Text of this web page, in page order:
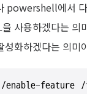
powershell에서
사용하겠다는 의
성화하겠다는 의미
feature /